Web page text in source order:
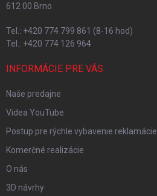
612 00 Brno
Tel.: +420 774 799 861 (8-16 hod)
Tel.: +420 774 126 964
INFORMÁCIE PRE VÁS
Naše predajne
Videa YouTube
Postup pre rýchle vybavenie reklamácie
Komerčné realizácie
O nás
3D návrhy